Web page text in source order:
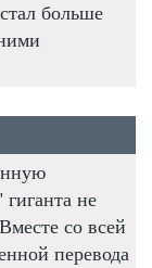
больше
не
со всей
перевода